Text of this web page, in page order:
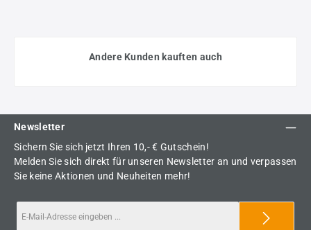
Andere Kunden kauften auch
Newsletter
Sichern Sie sich jetzt Ihren 10,- € Gutschein!
Melden Sie sich direkt für unseren Newsletter an und verpassen
Sie keine Aktionen und Neuheiten mehr!